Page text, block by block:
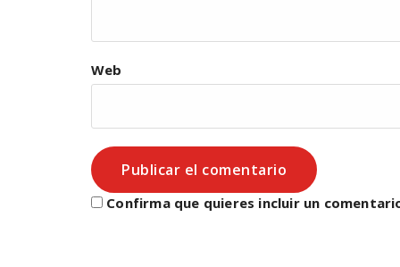
Web
Confirma que quieres incluir un